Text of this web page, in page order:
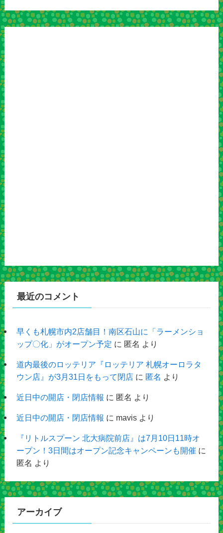
最近のコメント
早くも札幌市内2店舗目！南区石山に「ラーメンショ
ップ〇化」がオープン予定 に 匿名 より
道内最後のロッテリア『ロッテリア 札幌オーロラタ
ウン店』が3月31日をもって閉店に 匿名 より
近日中の開店・閉店情報 に 匿名 より
近日中の開店・閉店情報 に mavisより
『リトルスプーン 北大病院前店』は7月10日11時オ
ープン！3日間はオープン記念キャンペーンも開催 に
匿名 より
アーカイブ